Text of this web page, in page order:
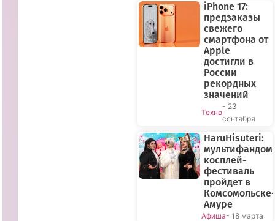
iPhone 17:
предзаказы
свежего
смартфона от
Apple
достигли в
России
рекордных
значений
Техно
- 23
сентября
HaruHisuteri:
косплей-
фестиваль
пройдет в
Амуре
Афиша- 18 марта